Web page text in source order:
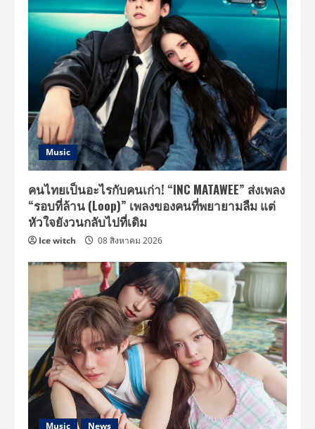
Music
คนไทยเป็นอะไรกับคนเก่า! “INC MATAWEE” ส่งเพลง
“รอบที่ล้าน (Loop)” เพลงของคนที่พยายามลืม แต่
หัวใจยังวนกลับไปที่เดิม
Ice witch 08 สิงหาคม 2026
Music News